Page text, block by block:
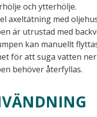
och ytterhölje.
axeltätning med
är utrustad med
kan manuellt
för att suga vatten
behöver återfyllas.